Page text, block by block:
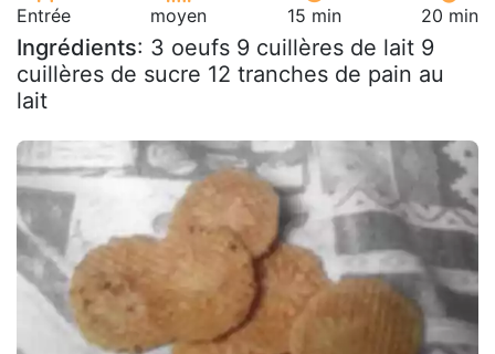
Entrée moyen 15 min 20 min
Ingrédients: 3 oeufs 9 cuillères de lait 9
cuillères de sucre 12 tranches de pain au
lait